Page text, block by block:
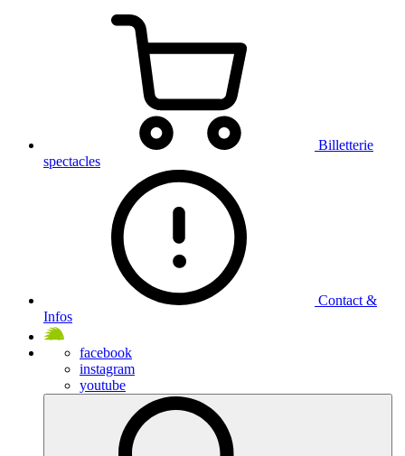
Billetterie
spectacles
Contact &
Infos
facebook
instagram
youtube